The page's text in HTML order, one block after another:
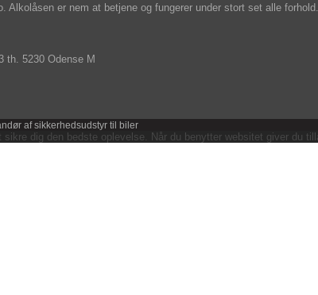
Alkolåsen er nem at betjene og fungerer under stort set alle forhold.
th. 5230 Odense M
af sikkerhedsudstyr til biler
dig den bedste oplevelse. Når du benytter websitet giver du